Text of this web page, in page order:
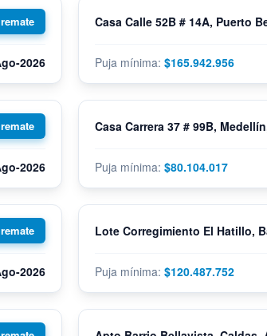
2026 $165.942.956
Casa Calle 52B # 14A, Puerto
2026 $80.104.017
Casa Carrera 37 # 99B,
2026 $120.487.752
Lote Corregimiento El Hatillo,